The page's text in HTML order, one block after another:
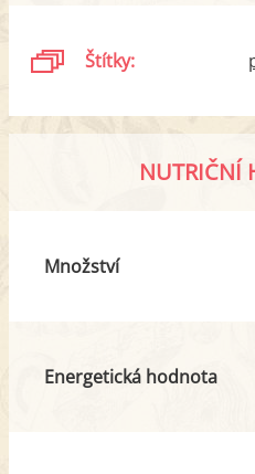
Štítky:
NUTRIČNÍ
Množství
Energetická hodnota